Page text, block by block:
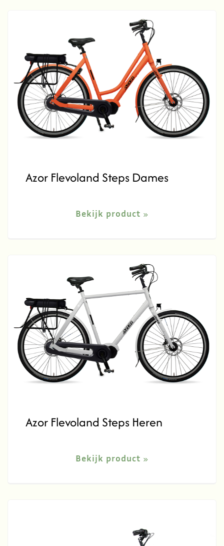
Azor Flevoland Steps Dames
Bekijk product
Azor Flevoland Steps Heren
Bekijk product